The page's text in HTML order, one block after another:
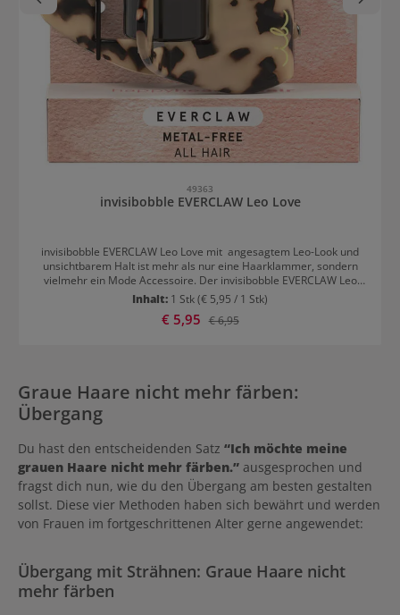
49363
invisibobble EVERCLAW Leo Love
invisibobble EVERCLAW Leo Love mit angesagtem Leo-Look und
unsichtbarem Halt ist mehr als nur eine Haarklammer, sondern
vielmehr ein Mode Accessoire. Der invisibobble EVERCLAW Leo
Love ist nicht nur ein modisches Must-Have, sondern auch ein
vielseitiger Helfer, um Frisuren zu perfektionieren. Egal, ob du
einen eleganten Dutt, einen lockeren Pferdeschwanz oder einen
Inhalt: 1 Stk(€ 5,95 / 1 Stk)
Verkaufspreis:
€ 5,95 Regulärer Preis:
€ 6,95
Graue Haare nicht mehr färben:
Übergang
Du hast den entscheidenden Satz “Ich möchte meine
grauen Haare nicht mehr färben.” ausgesprochen und
fragst dich nun, wie du den Übergang am besten gestalten
sollst. Diese vier Methoden haben sich bewährt und werden
von Frauen im fortgeschrittenen Alter gerne angewendet:
Übergang mit Strähnen: Graue Haare nicht
mehr färben